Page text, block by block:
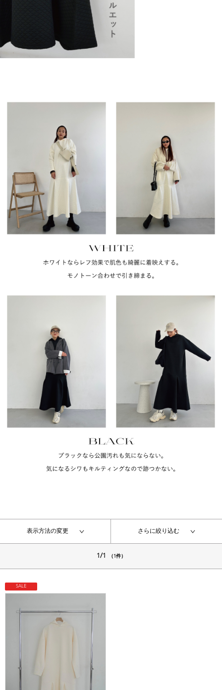
表示方法の変更 さらに絞り込む
1/1 （1件）
SALE